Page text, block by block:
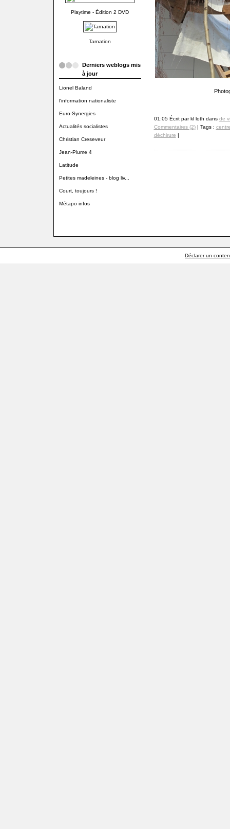
Playtime - Édition 2 DVD
Tarnation
Derniers weblogs mis
à jour
Lionel Baland
l'information nationaliste
Euro-Synergies
Actualités socialistes
Christian Creseveur
Jean-Plume 4
Latitude
Petites madeleines - blog liv...
Court, toujours !
Métapo infos
01:05 Écrit par kl loth dans de
Commentaires (2)| Tags :
déchirure |
Déclarer un